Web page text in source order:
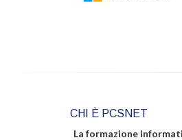
CHI È PCSNET
La formazione